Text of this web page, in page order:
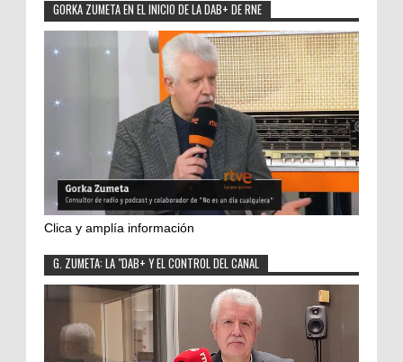
GORKA ZUMETA EN EL INICIO DE LA DAB+ DE RNE
Clica y amplía información
G. ZUMETA: LA "DAB+ Y EL CONTROL DEL CANAL